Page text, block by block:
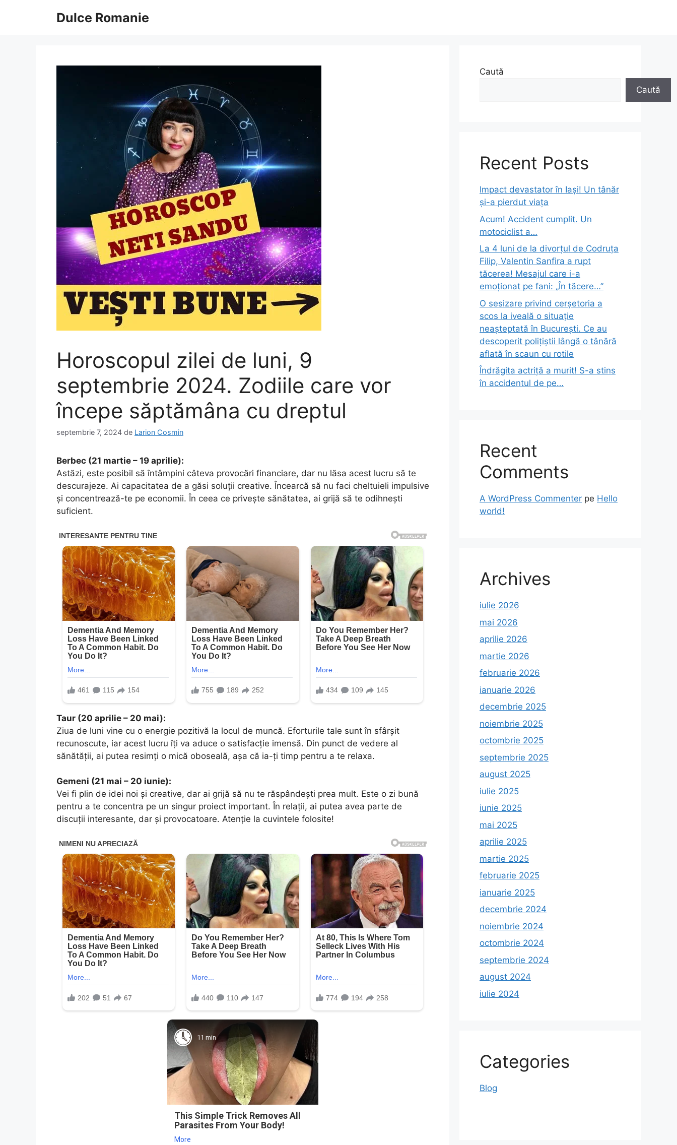
Dulce Romanie
Horoscopul zilei de luni, 9
septembrie 2024. Zodiile care vor
începe săptămâna cu dreptul
septembrie 7, 2024 de Larion Cosmin
Berbec (21 martie – 19 aprilie):
Astăzi, este posibil să întâmpini câteva provocări financiare, dar nu lăsa acest lucru să te
descurajeze. Ai capacitatea de a găsi soluții creative. Încearcă să nu faci cheltuieli impulsive
și concentrează-te pe economii. În ceea ce privește sănătatea, ai grijă să te odihnești
suficient.
Taur (20 aprilie – 20 mai):
Ziua de luni vine cu o energie pozitivă la locul de muncă. Eforturile tale sunt în sfârșit
recunoscute, iar acest lucru îți va aduce o satisfacție imensă. Din punct de vedere al
sănătății, ai putea resimți o mică oboseală, așa că ia-ți timp pentru a te relaxa.
Gemeni (21 mai – 20 iunie):
Vei fi plin de idei noi și creative, dar ai grijă să nu te răspândești prea mult. Este o zi bună
pentru a te concentra pe un singur proiect important. În relații, ai putea avea parte de
discuții interesante, dar și provocatoare. Atenție la cuvintele folosite!
11 min
This Simple Trick Removes All
Parasites From Your Body!
More
Caută
Caută
Recent Posts
Impact devastator în Iași! Un tânăr
și-a pierdut viața
Acum! Accident cumplit. Un
motociclist a…
La 4 luni de la divorțul de Codruța
Filip, Valentin Sanfira a rupt
tăcerea! Mesajul care i-a
emoționat pe fani: „În tăcere…”
O sesizare privind cerșetoria a
scos la iveală o situație
neașteptată în București. Ce au
descoperit polițiștii lângă o tânără
aflată în scaun cu rotile
Îndrăgita actriță a murit! S-a stins
în accidentul de pe…
Recent
Comments
A WordPress Commenter pe Hello
world!
Archives
iulie 2026
mai 2026
aprilie 2026
martie 2026
februarie 2026
ianuarie 2026
decembrie 2025
noiembrie 2025
octombrie 2025
septembrie 2025
august 2025
iulie 2025
iunie 2025
mai 2025
aprilie 2025
martie 2025
februarie 2025
ianuarie 2025
decembrie 2024
noiembrie 2024
octombrie 2024
septembrie 2024
august 2024
iulie 2024
Categories
Blog